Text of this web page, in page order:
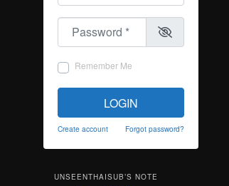
Password
Remember Me
LOGIN
Create account Forgot password?
UNSEENTHAISUB’S NOTE